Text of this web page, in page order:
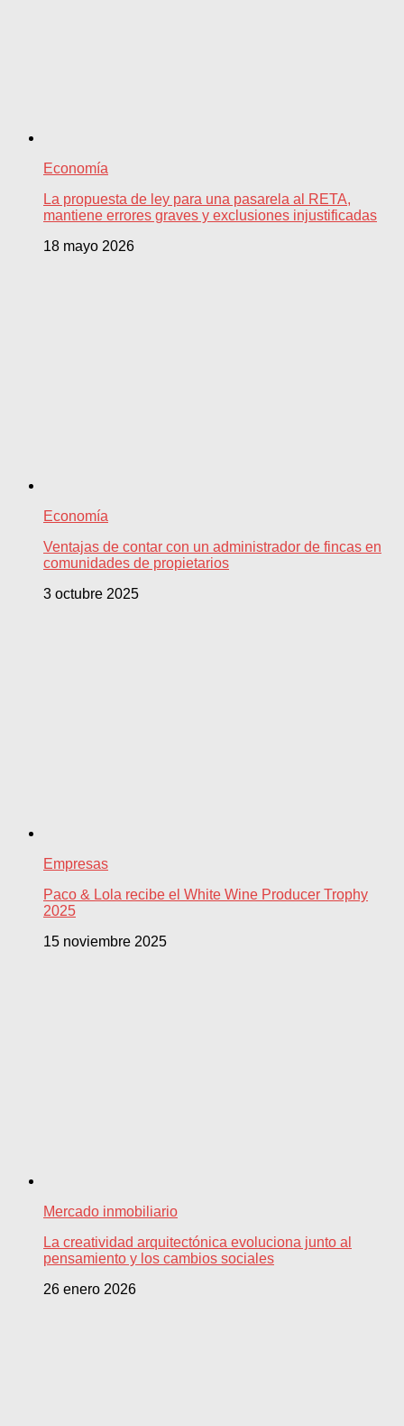
Economía
La propuesta de ley para una pasarela al RETA,
mantiene errores graves y exclusiones injustificadas
18 mayo 2026
Economía
Ventajas de contar con un administrador de fincas en
comunidades de propietarios
3 octubre 2025
Empresas
Paco & Lola recibe el White Wine Producer Trophy
2025
15 noviembre 2025
Mercado inmobiliario
La creatividad arquitectónica evoluciona junto al
pensamiento y los cambios sociales
26 enero 2026